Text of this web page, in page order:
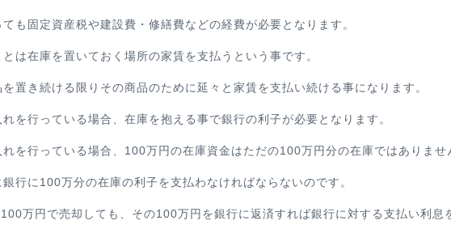
も固定資産税や建設費・修繕費などの経費が必要となります。
は在庫を置いておく場所の家賃を支払うという事です。
置き続ける限りその商品のために延々と家賃を支払い続ける事になります。
を行っている場合、在庫を抱える事で銀行の利子が必要となります。
を行っている場合、100万円の在庫資金はただの100万円分の在庫ではありませ
行に100万分の在庫の利子を支払わなければならないのです。
万円で売却しても、その100万円を銀行に返済すれば銀行に対する支払い利息